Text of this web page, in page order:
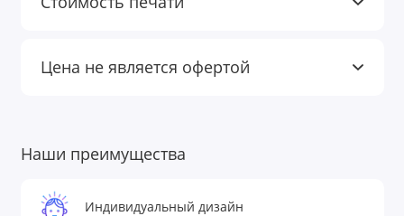
Цена не является офертой
Наши преимущества
Индивидуальный дизайн